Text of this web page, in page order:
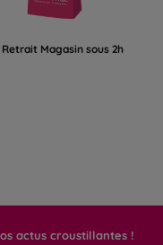
Retrait Magasin sous 2h
actus croustillantes !